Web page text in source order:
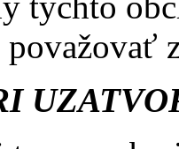
považovať